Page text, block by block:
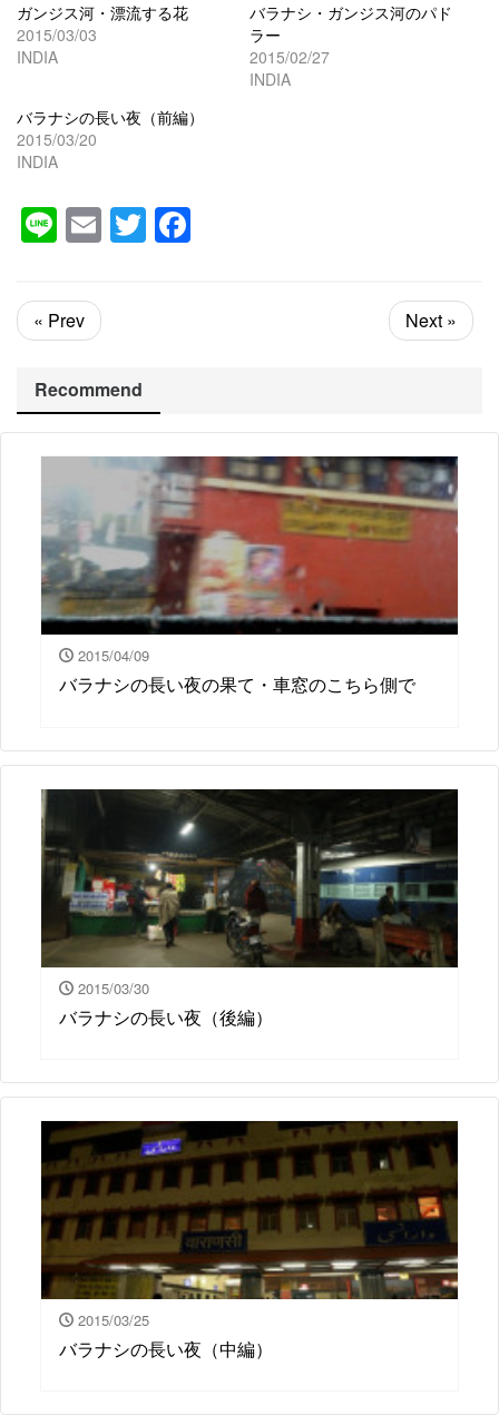
ガンジス河・漂流する花
2015/03/03
INDIA
バラナシ・ガンジス河のパド
ラー
2015/02/27
INDIA
バラナシの長い夜（前編）
2015/03/20
INDIA
LineEmailTwitter
« Prev Next »
Recommend
2015/04/09
バラナシの長い夜の果て・車窓のこちら側で
2015/03/30
バラナシの長い夜（後編）
2015/03/25
バラナシの長い夜（中編）